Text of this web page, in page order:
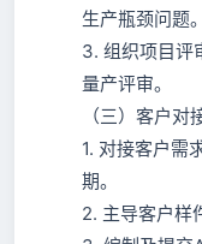
生产瓶颈问题。
3. 组织项目评
量产评审。
（三）客户对
1. 对接客户需
期。
2. 主导客户样